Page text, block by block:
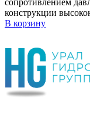
сопротивлением
конструкции
В корзину